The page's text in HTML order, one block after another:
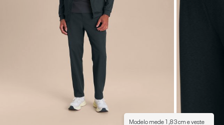
Modelo mede1,83 cme veste